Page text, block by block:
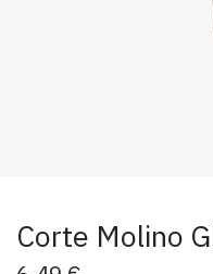
Corte Molino